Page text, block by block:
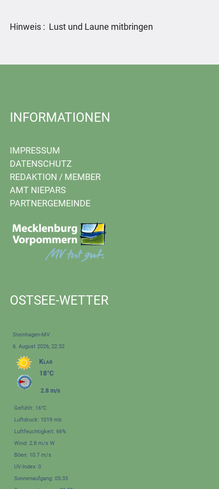
Hinweis : Lust und Laune mitbringen
INFORMATIONEN
IMPRESSUM
DATENSCHUTZ
REDAKTION / MEMBER
AMT NIEPARS
PARTNERGEMEINDE
OSTSEE-WETTER
Steinhagen-MV
6. August 2026, 22:32
Klar
18°C
2.8 m/s
Gefühlt: 16°C
Luftdruck: 1019 mb
Luftfeuchtigkeit: 66%
Wind: 2.8 m/s W
Böen: 10.7 m/s
UV-Index: 0
Sonnenaufgang: 05:33